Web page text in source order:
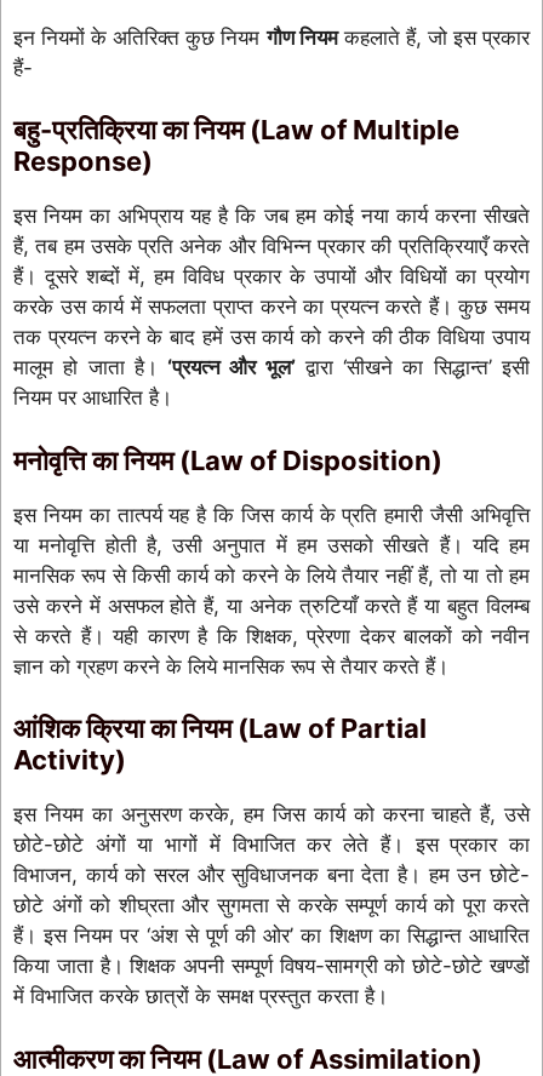
इन नियमों के अतिरिक्त कुछ नियमगौण नियमकहलाते हैं, जो इस प्रकार
हैं-
बहु-प्रतिक्रिया का नियम (Law of Multiple
Response)
इस नियम का अभिप्राय यह है कि जब हम कोई नया कार्य करना सीखते
हैं, तब हम उसके प्रति अनेक और विभिन्न प्रकार की प्रतिक्रियाएँ करते
हैं। दूसरे शब्दों में, हम विविध प्रकार के उपायों और विधियों का प्रयोग
करके उस कार्य में सफलता प्राप्त करने का प्रयत्न करते हैं। कुछ समय
तक प्रयत्न करने के बाद हमें उस कार्य को करने की ठीक विधिया उपाय
मालूम हो जाता है। ‘प्रयत्न और भूल’द्वारा ‘सीखने का सिद्धान्त’ इसी
नियम पर आधारित है।
मनोवृत्ति का नियम (Law of Disposition)
इस नियम का तात्पर्य यह है कि जिस कार्य के प्रति हमारी जैसी अभिवृत्ति
या मनोवृत्ति होती है, उसी अनुपात में हम उसको सीखते हैं। यदि हम
मानसिक रूप से किसी कार्य को करने के लिये तैयार नहीं हैं, तो या तो हम
उसे करने में असफल होते हैं, या अनेक त्रुटियाँ करते हैं या बहुत विलम्ब
से करते हैं। यही कारण है कि शिक्षक, प्रेरणा देकर बालकों को नवीन
ज्ञान को ग्रहण करने के लिये मानसिक रूप से तैयार करते हैं।
आंशिक क्रिया का नियम (Law of Partial
Activity)
इस नियम का अनुसरण करके, हम जिस कार्य को करना चाहते हैं, उसे
छोटे-छोटे अंगों या भागों में विभाजित कर लेते हैं। इस प्रकार का
विभाजन, कार्य को सरल और सुविधाजनक बना देता है। हम उन छोटे-
छोटे अंगों को शीघ्रता और सुगमता से करके सम्पूर्ण कार्य को पूरा करते
हैं। इस नियम पर ‘अंश से पूर्ण की ओर’ का शिक्षण का सिद्धान्त आधारित
किया जाता है। शिक्षक अपनी सम्पूर्ण विषय-सामग्री को छोटे-छोटे खण्डों
में विभाजित करके छात्रों के समक्ष प्रस्तुत करता है।
आत्मीकरण का नियम (Law of Assimilation)